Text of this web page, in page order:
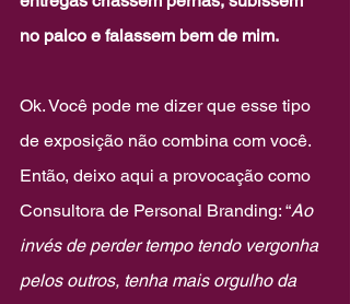
no palco e falassem bem de mim.
Ok. Você pode me dizer que esse tipo
de exposição não combina com você.
Então, deixo aqui a provocação como
Consultora de Personal Branding: “Ao
invés de perder tempo tendo vergonha
pelos outros, tenha mais orgulho da